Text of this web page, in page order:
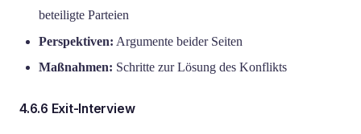
beteiligte Parteien
Perspektiven: Argumente beider Seiten
Maßnahmen: Schritte zur Lösung des Konflikts
4.6.6 Exit-Interview